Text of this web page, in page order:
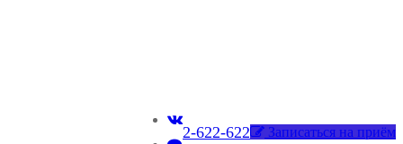
2-622-622 Записаться на приём